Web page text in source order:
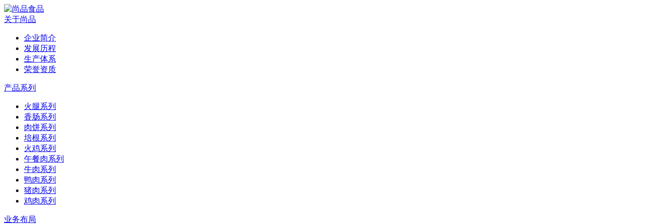
关于尚品
企业简介
发展历程
生产体系
荣誉资质
产品系列
火腿系列
香肠系列
肉饼系列
培根系列
火鸡系列
午餐肉系列
牛肉系列
鸭肉系列
猪肉系列
鸡肉系列
业务布局